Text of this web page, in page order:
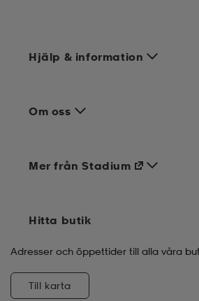
Hjälp & information
Om oss
Mer från Stadium
Hitta butik
Adresser och öppettider till alla våra
Till karta